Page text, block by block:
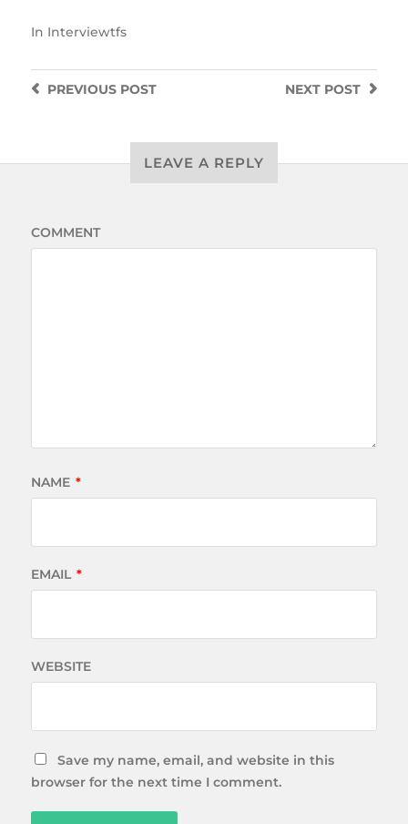
In Interviewtfs
NEXT POST
PREVIOUSPOST
LEAVE A REPLY
COMMENT
NAME *
EMAIL *
WEBSITE
Save my name, email, and website in this
browser for the next time I comment.